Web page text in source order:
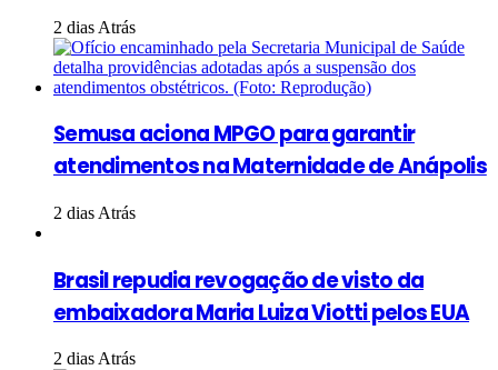
2 dias Atrás
Semusa aciona MPGO para garantir
atendimentos na Maternidade de Anápolis
2 dias Atrás
Brasil repudia revogação de visto da
embaixadora Maria Luiza Viotti pelos EUA
2 dias Atrás